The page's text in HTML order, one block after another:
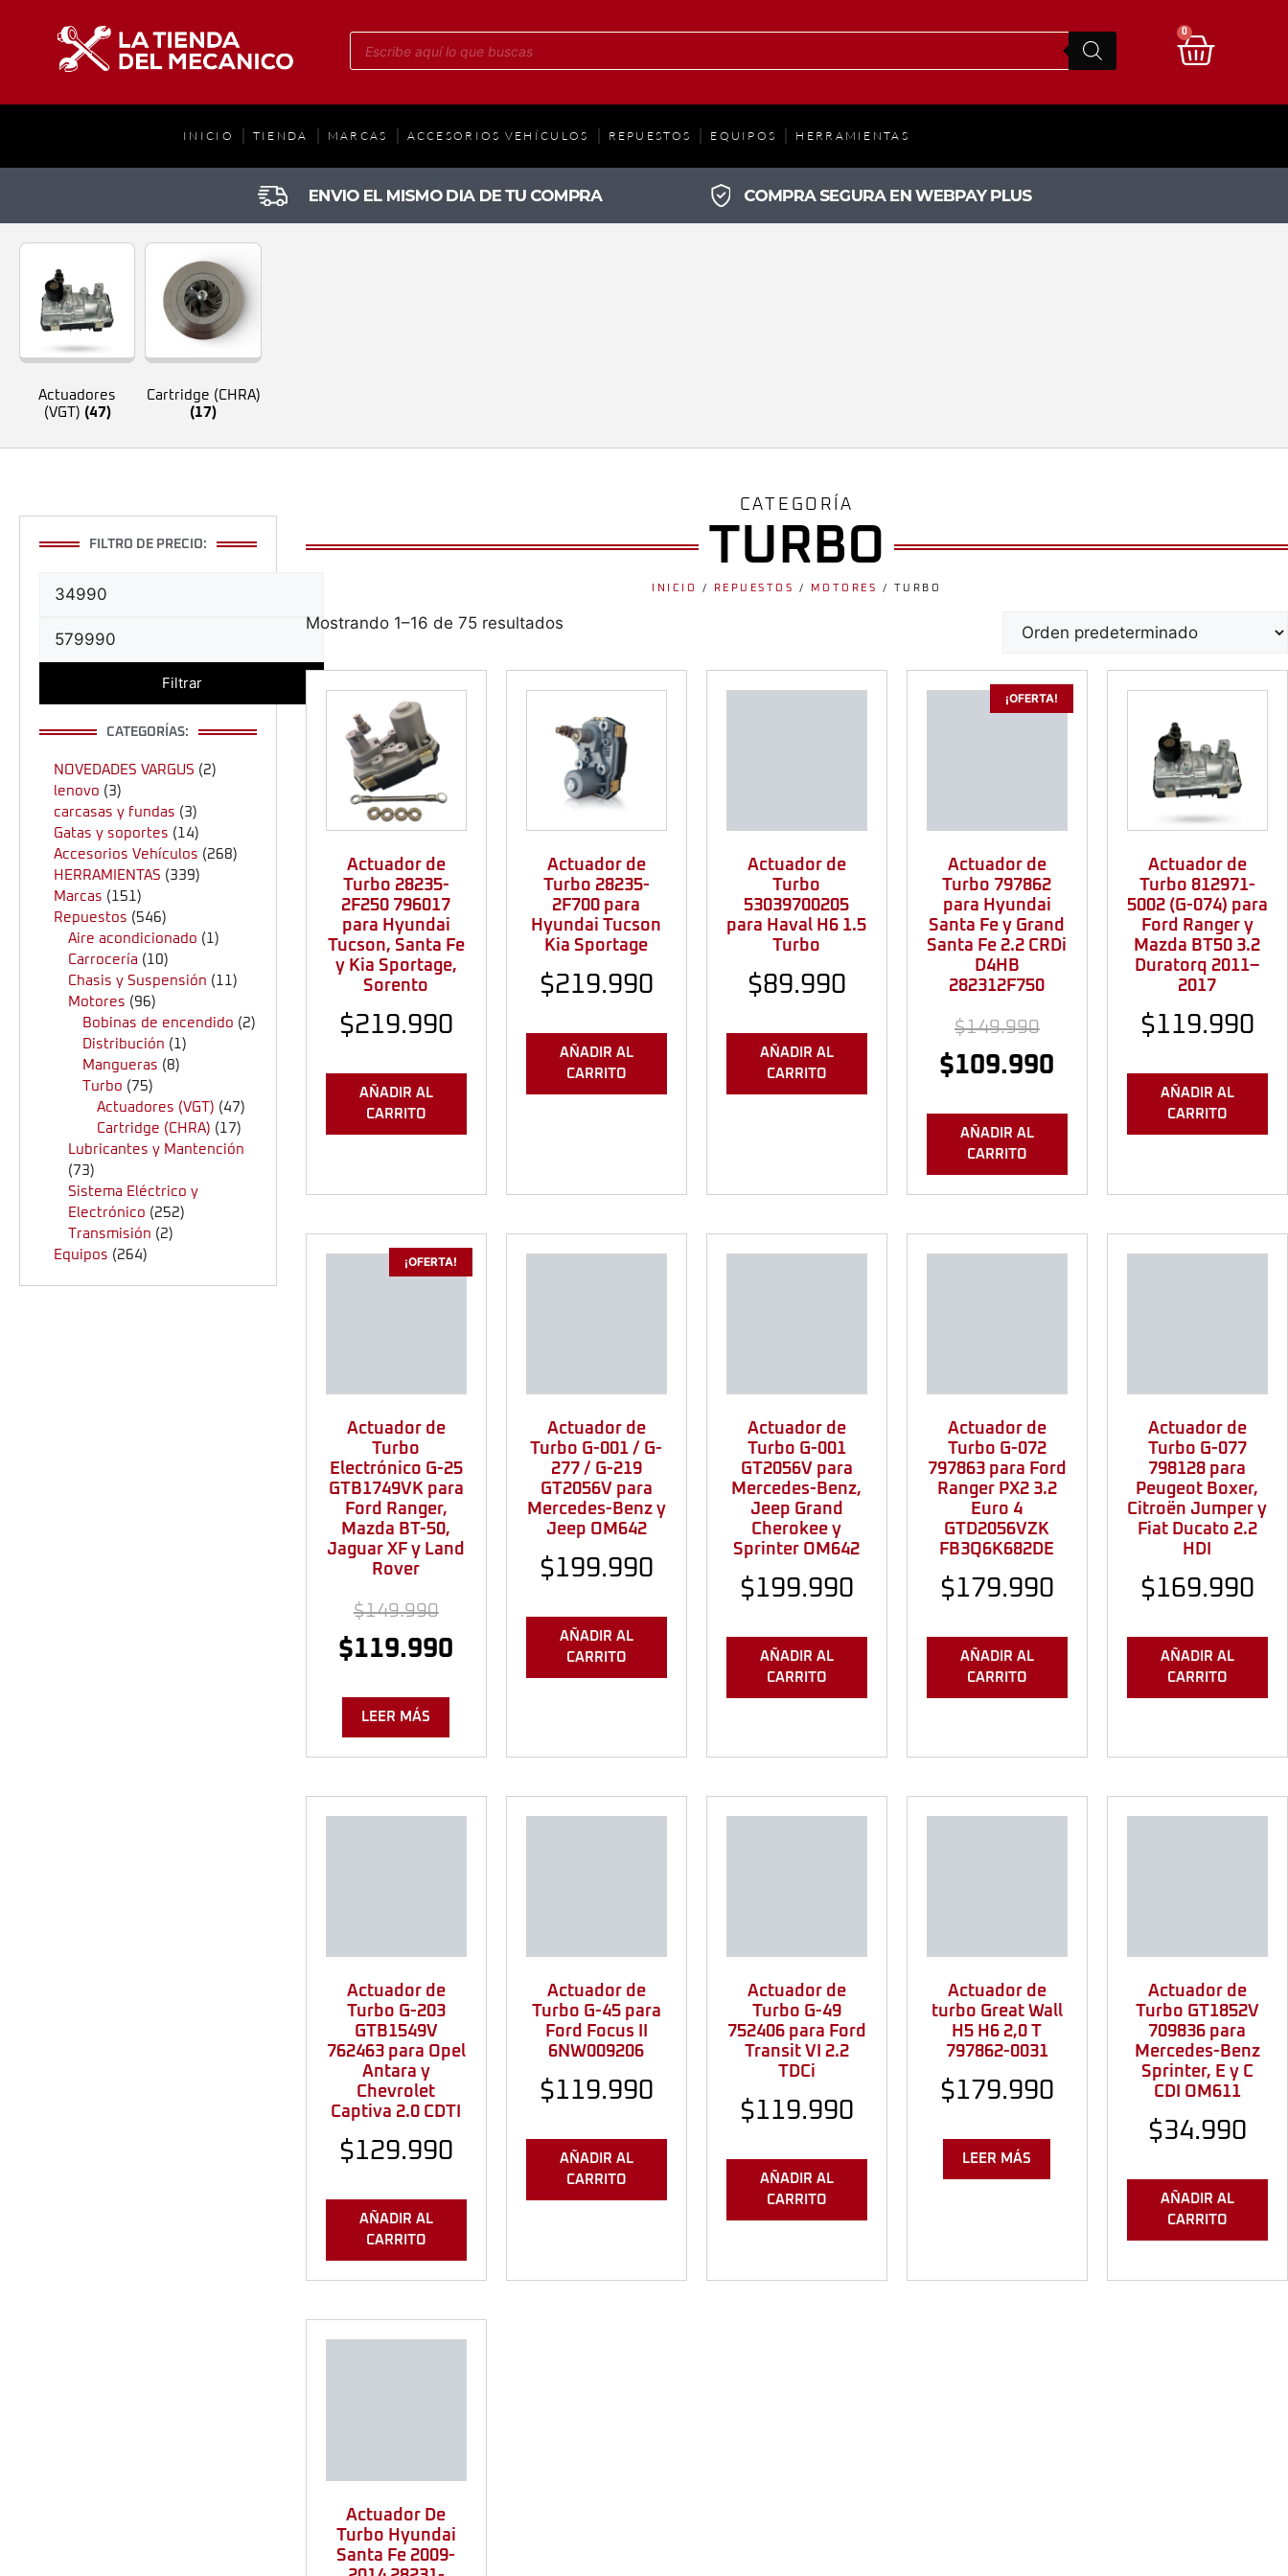
0
INICIO TIENDA MARCAS ACCESORIOS VEHÍCULOS REPUESTOS EQUIPOS HERRAMIENTAS
Actuadores
(VGT) (47)
Cartridge (CHRA)
(17)
FILTRO DE PRECIO:
Filtrar
CATEGORÍAS:
NOVEDADES VARGUS (2)
lenovo (3)
carcasas y fundas (3)
Gatas y soportes (14)
Accesorios Vehículos (268)
HERRAMIENTAS (339)
Marcas (151)
Repuestos (546)
Aire acondicionado (1)
Carrocería (10)
Chasis y Suspensión (11)
Motores (96)
Bobinas de encendido (2)
Distribución (1)
Mangueras (8)
Turbo (75)
Actuadores (VGT) (47)
Cartridge (CHRA) (17)
Lubricantes y Mantención
(73)
Sistema Eléctrico y
Electrónico (252)
Transmisión (2)
Equipos (264)
CATEGORÍA
TURBO
INICIO / REPUESTOS / MOTORES / TURBO
Mostrando 1–16 de 75 resultados
Actuador de
Turbo 28235-
2F250 796017
para Hyundai
Tucson, Santa Fe
y Kia Sportage,
Sorento
$219.990
AÑADIR AL
CARRITO
Actuador de
Turbo 28235-
2F700 para
Hyundai Tucson
Kia Sportage
$219.990
AÑADIR AL
CARRITO
Actuador de
Turbo
53039700205
para Haval H6 1.5
Turbo
$89.990
AÑADIR AL
CARRITO
¡OFERTA!
Actuador de
Turbo 797862
para Hyundai
Santa Fe y Grand
Santa Fe 2.2 CRDi
D4HB
282312F750
$149.990
$109.990
AÑADIR AL
CARRITO
Actuador de
Turbo 812971-
5002 (G-074) para
Ford Ranger y
Mazda BT50 3.2
Duratorq 2011–
2017
$119.990
AÑADIR AL
CARRITO
¡OFERTA!
Actuador de
Turbo
Electrónico G-25
GTB1749VK para
Ford Ranger,
Mazda BT-50,
Jaguar XF y Land
Rover
$149.990
$119.990
LEER MÁS
Actuador de
Turbo G-001 / G-
277 / G-219
GT2056V para
Mercedes-Benz y
Jeep OM642
$199.990
AÑADIR AL
CARRITO
Actuador de
Turbo G-001
GT2056V para
Mercedes-Benz,
Jeep Grand
Cherokee y
Sprinter OM642
$199.990
AÑADIR AL
CARRITO
Actuador de
Turbo G-072
797863 para Ford
Ranger PX2 3.2
Euro 4
GTD2056VZK
FB3Q6K682DE
$179.990
AÑADIR AL
CARRITO
Actuador de
Turbo G-077
798128 para
Peugeot Boxer,
Citroën Jumper y
Fiat Ducato 2.2
HDI
$169.990
AÑADIR AL
CARRITO
Actuador de
Turbo G-203
GTB1549V
762463 para Opel
Antara y
Chevrolet
Captiva 2.0 CDTI
$129.990
AÑADIR AL
CARRITO
Actuador de
Turbo G-45 para
Ford Focus II
6NW009206
$119.990
AÑADIR AL
CARRITO
Actuador de
Turbo G-49
752406 para Ford
Transit VI 2.2
TDCi
$119.990
AÑADIR AL
CARRITO
Actuador de
turbo Great Wall
H5 H6 2,0 T
797862-0031
$179.990
LEER MÁS
Actuador de
Turbo GT1852V
709836 para
Mercedes-Benz
Sprinter, E y C
CDI OM611
$34.990
AÑADIR AL
CARRITO
Actuador De
Turbo Hyundai
Santa Fe 2009-